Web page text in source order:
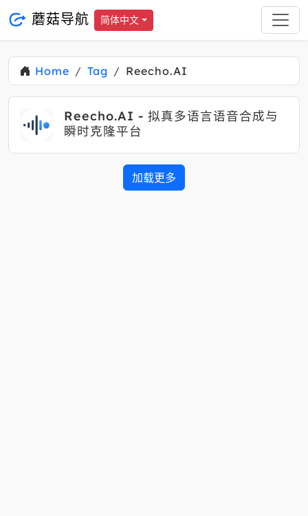
蘑菇导航 简体中文
Home Tag Reecho.AI
Reecho.AI - 拟真多语言语音合成与
瞬时克隆平台
加载更多